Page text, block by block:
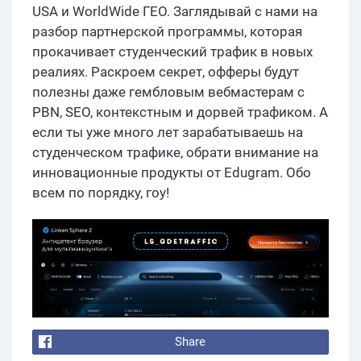
USA и WorldWide ГЕО. Заглядывай с нами на
разбор партнерской программы, которая
прокачивает студенческий трафик в новых
реалиях. Раскроем секрет, офферы будут
полезны даже гембловым вебмастерам с
PBN, SEO, контекстным и дорвей трафиком. А
если ты уже много лет зарабатываешь на
студенческом трафике, обрати внимание на
инновационные продукты от Edugram. Обо
всем по порядку, гоу!
Share